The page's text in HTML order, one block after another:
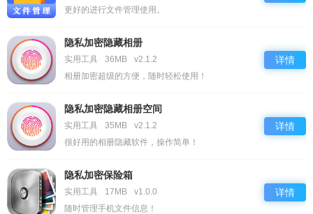
更好的进行文件管理使用。
隐私加密隐藏相册
实用工具 36MB
v2.1.2
相册加密超级的方便，随时轻松使用！
详情
隐私加密隐藏相册空间
实用工具 35MB
v2.1.2
很好用的相册隐藏软件，操作简单！
详情
隐私加密保险箱
实用工具 17MB
v1.0.0
随时管理手机文件信息！
详情